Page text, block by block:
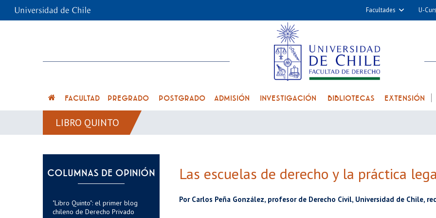
Facultades
Cs. Químicas y
Medicina
Nutrición y
Alimentos
U-
FACULTAD PREGRADO POSTGRADO ADMISIÓN INVESTIGACIÓN BIBLIOTECAS EXTENSIÓN
LIBRO QUINTO
COLUMNAS DE OPINIÓN
"Libro Quinto": el primer blog
chileno de Derecho Privado
Las escuelas de derecho y la práctica
Por Carlos Peña González, profesor de Derecho Civil, Universidad de Chile,